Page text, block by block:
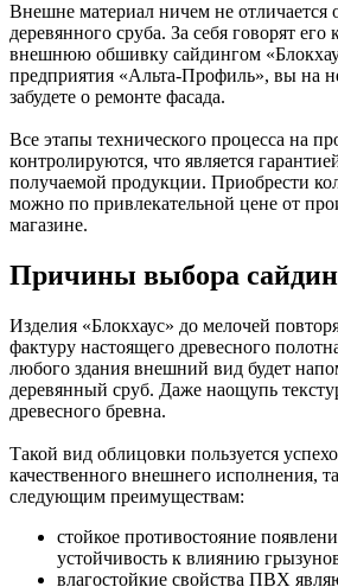
Внешне материал ничем не отличается
деревянного сруба. За себя говорят
внешнюю обшивку сайдингом
предприятия «Альта-Профиль», вы на
забудете о ремонте фасада.
Все этапы технического процесса на
контролируются, что является
получаемой продукции. Приобрести
можно по привлекательной цене от
магазине.
Причины выбора
Изделия «Блокхаус» до мелочей
фактуру настоящего древесного
любого здания внешний вид будет
деревянный сруб. Даже наощупь
древесного бревна.
Такой вид облицовки пользуется
качественного внешнего исполнения,
следующим преимуществам:
стойкое противостояние
устойчивость к влиянию
влагостойкие свойства ПВХ